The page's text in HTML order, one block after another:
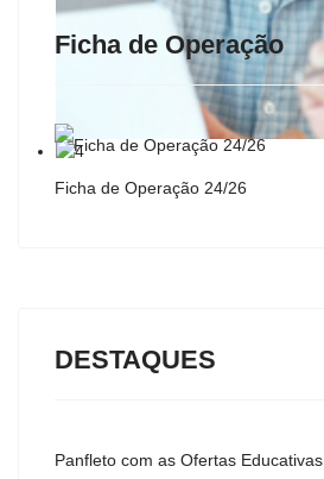
Ficha de Operação
Ficha de Operação 24/26
DESTAQUES
Panfleto com as Ofertas Educativas